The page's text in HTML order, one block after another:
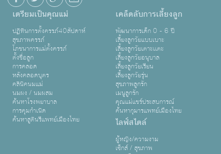
เตรียมเป็นคุณแม่
ปฏิทินการตั้งครรภ์40สัปดาห์
สุขภาพครรภ์
โภชนาการแม่ตั้งครรภ์
ตั้งชื่อลูก
การคลอด
หลังคลอดบุตร
คลินิคนมแม่
นมผง / นมผสม
ค้นหาโรงพยาบาล
การคุมกำเนิด
ค้นหาสูตินรีแพทย์เมืองไทย
เคล็ดลับการเลี้ยงลูก
พัฒนาการเด็ก 0 - 6 ปี
เลี้ยงลูกวัยแบบเบาะ
เลี้ยงลูกวัยเตาะเเตะ
เลี้ยงลูกวัยอนุบาล
เลี้ยงลูกวัยเรียน
เลี้ยงลูกวัยรุ่น
สุขภาพลูกรัก
เมนูลูกรัก
คุณแม่แชร์ประสบการณ์
ค้นหากุมารแพทย์เมืองไทย
ไลฟ์สไตล์
ผู้หญิง/ความงาม
เซ็กส์ / สุขภาพ